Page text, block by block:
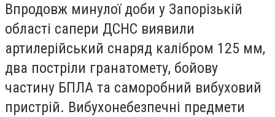
Впродовж минулої доби у Запорізькій
області сапери ДСНС виявили
артилерійський снаряд калібром 125 мм,
два постріли гранатомету, бойову
частину БПЛА та саморобний вибуховий
пристрій. Вибухонебезпечні предмети